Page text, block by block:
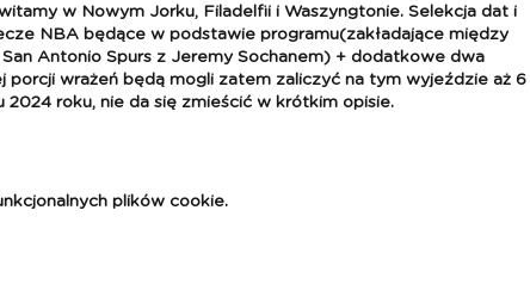
w Nowym Jorku, Filadelfii i Waszyngtonie. Selekcja dat i
NBA będące w podstawie programu(zakładające między
Antonio Spurs z Jeremy Sochanem) + dodatkowe dwa
wrażeń będą mogli zatem zaliczyć na tym wyjeździe aż 6
roku, nie da się zmieścić w krótkim opisie.
Spurs, New York Knicks - Denver Nuggets, w opcji dodatkowe
plików cookie.